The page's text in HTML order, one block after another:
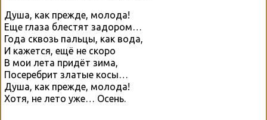
Душа, как прежде, молода!
Еще глаза блестят задором…
Года сквозь пальцы, как вода,
И кажется, ещё не скоро
В мои лета придёт зима,
Посеребрит златые косы…
Душа, как прежде, молода!
Хотя, не лето уже… Осень.